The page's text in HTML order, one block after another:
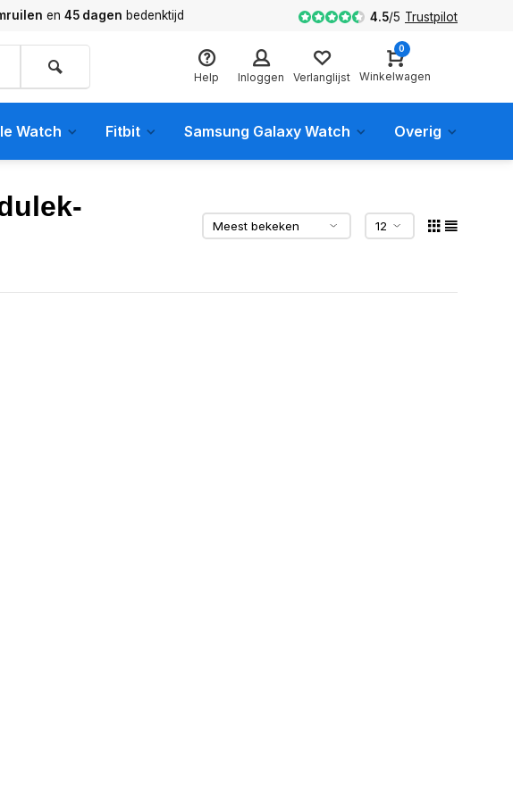
en 45 dagen bedenktijd 4.5/5 Trustpilot
Help Inloggen Verlanglijst
0
Winkelwagen
Watch Fitbit Samsung Galaxy Watch Overig